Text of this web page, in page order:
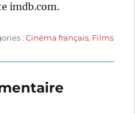
imdb.com.
:Cinéma français, Films